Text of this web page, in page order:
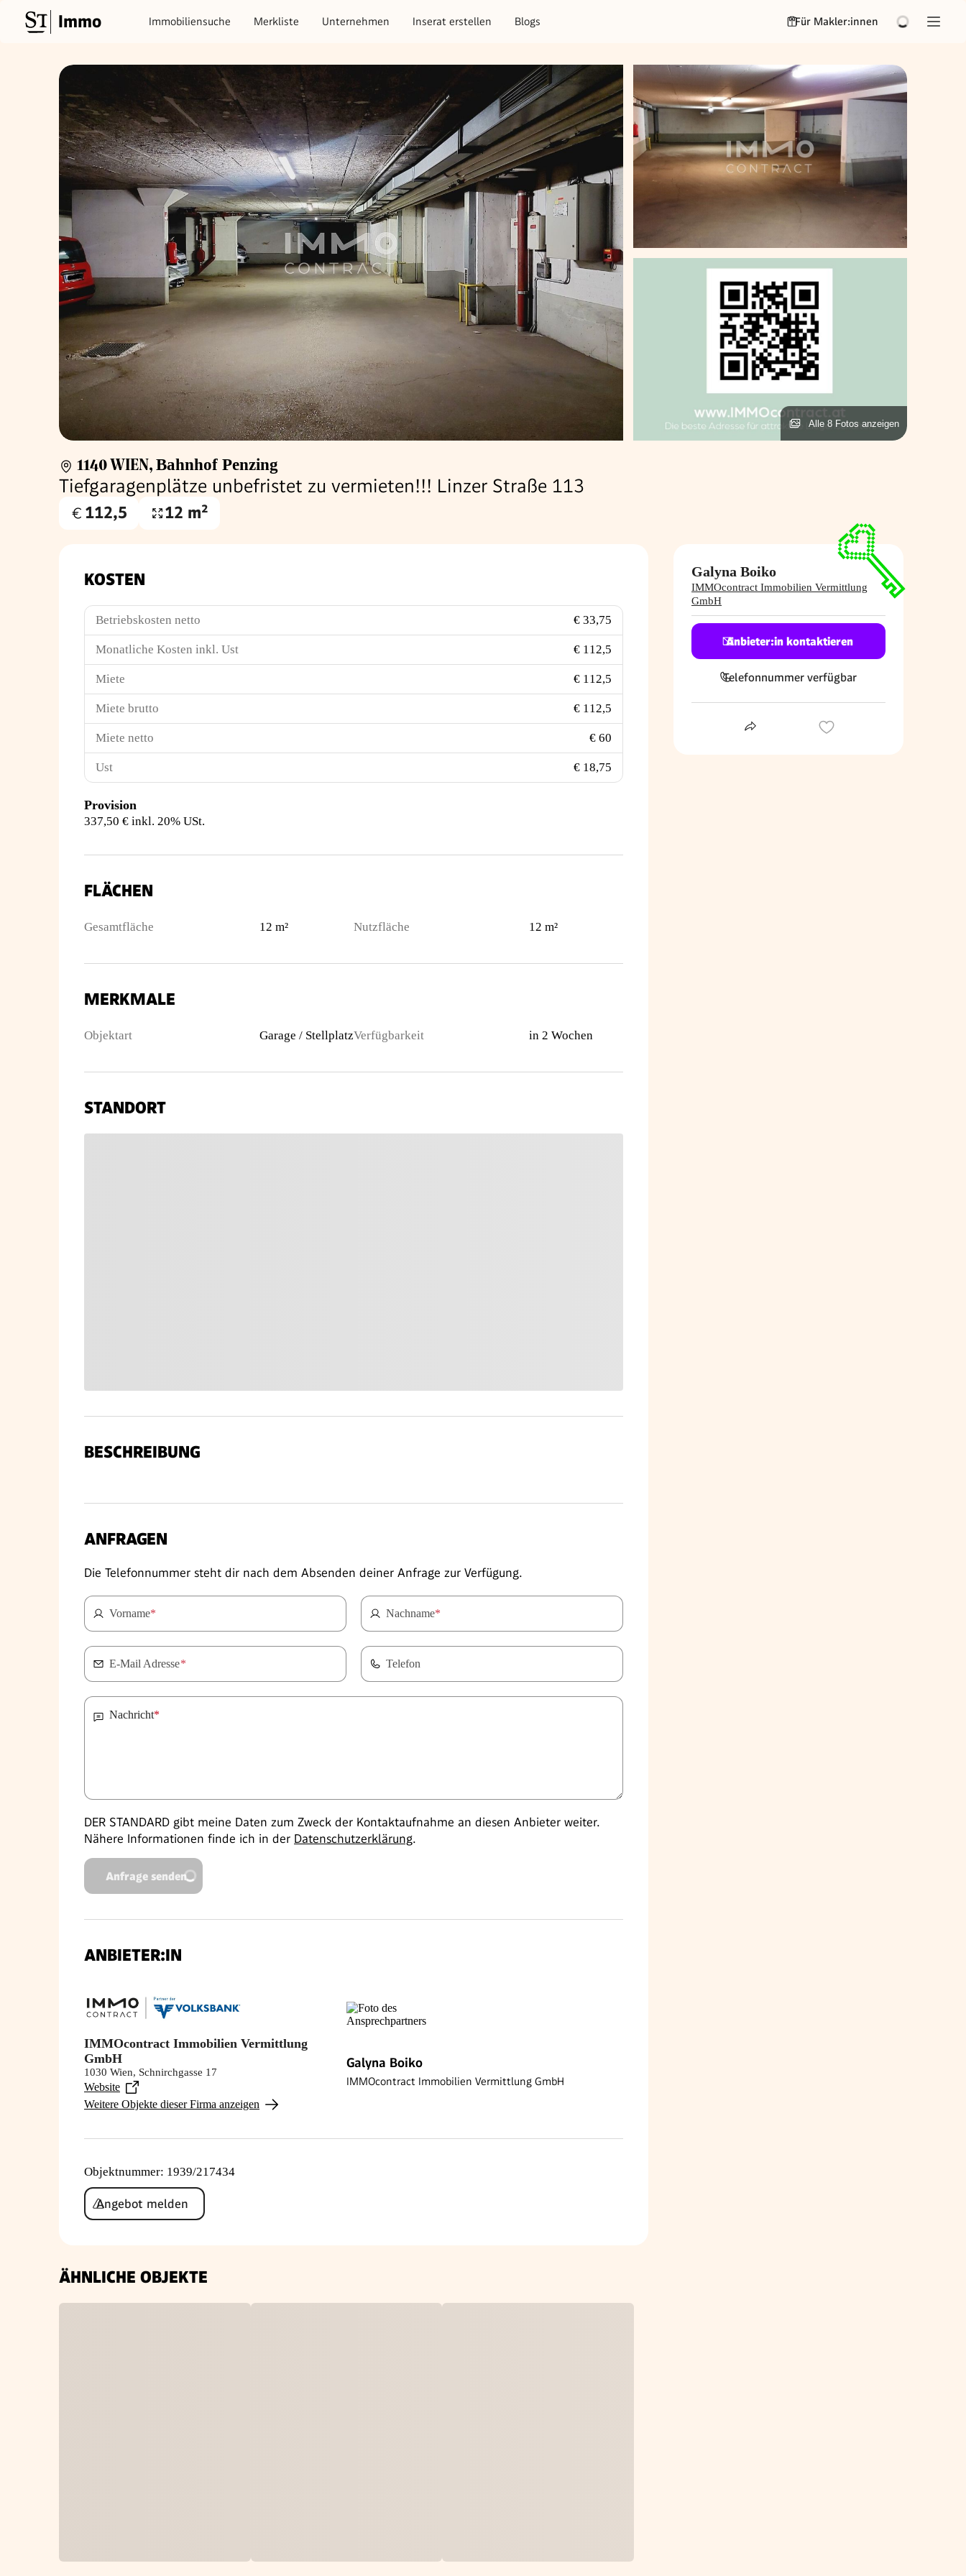
Immo Immobiliensuche Merkliste Unternehmen Inserat erstellen Blogs Für Makler:innen
Alle 8 Fotos anzeigen
1140 WIEN, Bahnhof Penzing
Tiefgaragenplätze unbefristet zu vermieten!!! Linzer Straße 113
Gesamtmiete
112,5
Nutzfläche
12 m²
KOSTEN
Betriebskosten netto € 33,75
Monatliche Kosten inkl. Ust € 112,5
Miete € 112,5
Miete brutto € 112,5
Miete netto € 60
Ust € 18,75
Provision
337,50 € inkl. 20% USt.
FLÄCHEN
Gesamtfläche 12 m² Nutzfläche 12 m²
MERKMALE
Objektart Garage / StellplatzVerfügbarkeit in 2 Wochen
STANDORT
BESCHREIBUNG
ANFRAGEN
Die Telefonnummer steht dir nach dem Absenden deiner Anfrage zur Verfügung.
Vorname* Nachname*
E-Mail Adresse* Telefon
Nachricht*
DER STANDARD gibt meine Daten zum Zweck der Kontaktaufnahme an diesen Anbieter weiter.
Nähere Informationen finde ich in der Datenschutzerklärung.
Anfrage senden
ANBIETER:IN
IMMOcontract Immobilien Vermittlung
GmbH
1030 Wien, Schnirchgasse 17
Website
Weitere Objekte dieser Firma anzeigen
Galyna Boiko
IMMOcontract Immobilien Vermittlung GmbH
Objektnummer: 1939/217434
Angebot melden
ÄHNLICHE OBJEKTE
Galyna Boiko
IMMOcontract Immobilien Vermittlung
GmbH
Anbieter:in kontaktieren
Telefonnummer verfügbar